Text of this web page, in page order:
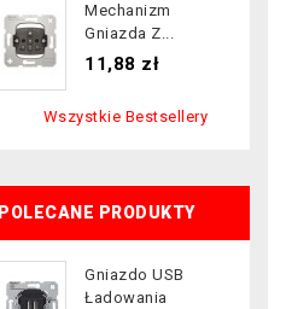
Mechanizm
Gniazda Z...
Cena
11,88 zł
Wszystkie Bestsellery
POLECANE PRODUKTY
Gniazdo USB
Ładowania